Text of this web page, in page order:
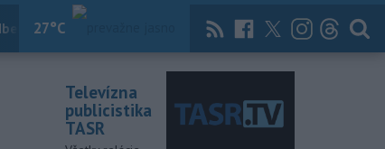
27°C
Knihy Magazín News Now Archív
Televízna
publicistika
TASR